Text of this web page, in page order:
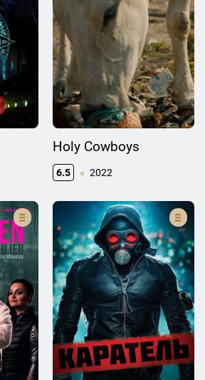
Holy Cowboys
6.5 2022